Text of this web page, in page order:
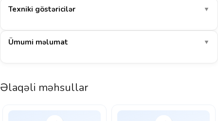
FPS
1080p-də AAA oyunlarda orta ayarlarla ~55 FPS əldə olunur. E-
idman oyunları üçün güclü seçimdir (120+ FPS).
Texniki göstəricilər ▼
Ümumi məlumat ▼
Əlaqəli məhsullar